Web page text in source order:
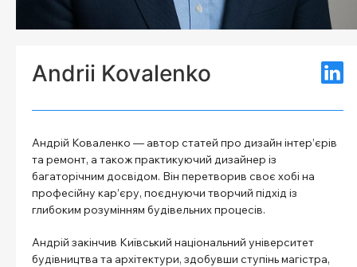
Andrii Kovalenko
Андрій Коваленко — автор статей про дизайн інтер’єрів
та ремонт, а також практикуючий дизайнер із
багаторічним досвідом. Він перетворив своє хобі на
професійну кар’єру, поєднуючи творчий підхід із
глибоким розумінням будівельних процесів.
Андрій закінчив Київський національний університет
будівництва та архітектури, здобувши ступінь магістра,